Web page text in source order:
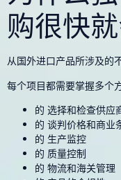
购很快
从国外进口产品所涉及的
每个项目都需要掌握多个方
的 选择和检查供应
的 谈判价格和商业
的 生产监控
的 质量控制
的 物流和海关管理